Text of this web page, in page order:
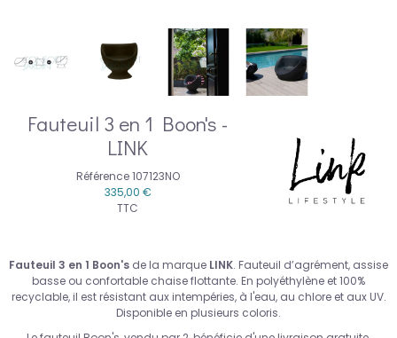
Fauteuil 3 en 1 Boon's -
LINK
Référence 107123NO
335,00 €
TTC
Fauteuil 3 en 1 Boon's de la marque LINK. Fauteuil d’agrément, assise
basse ou confortable chaise flottante. En polyéthylène et 100%
recyclable, il est résistant aux intempéries, à l'eau, au chlore et aux UV.
Disponible en plusieurs coloris.